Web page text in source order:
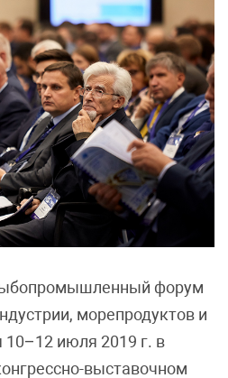
форум
морепродуктов и
10–12 июля 2019 г. в
выставочном